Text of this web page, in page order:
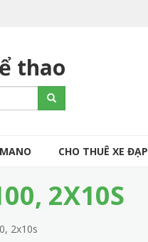
thao
Search
CHO THUÊ XE ĐẠP
2X10S
2x10s